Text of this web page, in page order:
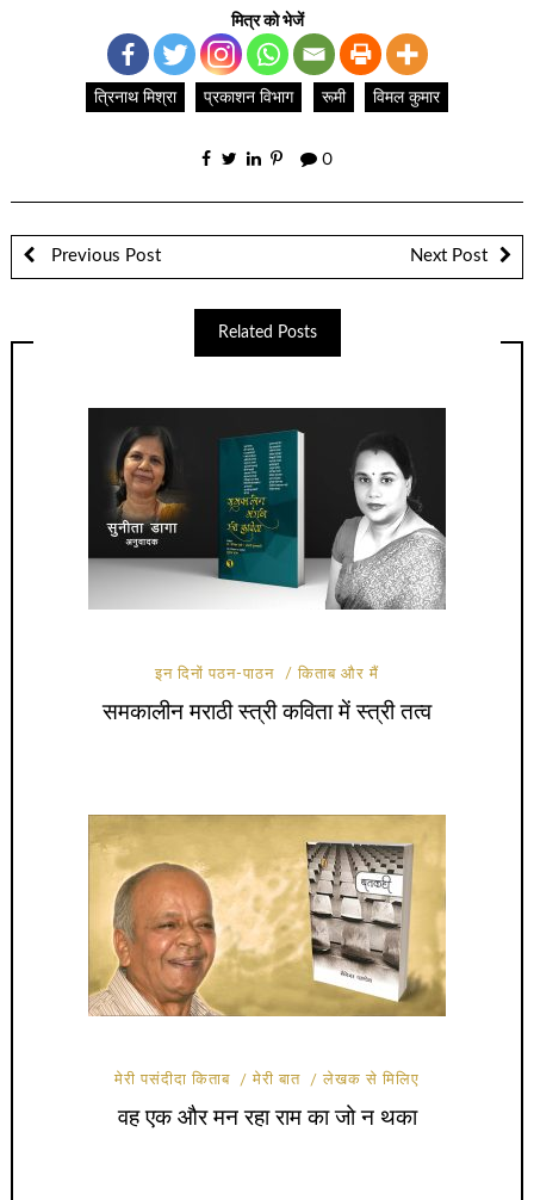
मित्र को भेजें
त्रिनाथ मिश्रा प्रकाशन विभाग रूमी विमल कुमार
0
Previous Post Next Post
Related Posts
इन दिनों पठन-पाठन किताब और मैं
समकालीन मराठी स्त्री कविता में स्त्री तत्व
मेरी पसंदीदा किताब मेरी बात लेखक से मिलिए
वह एक और मन रहा राम का जो न थका